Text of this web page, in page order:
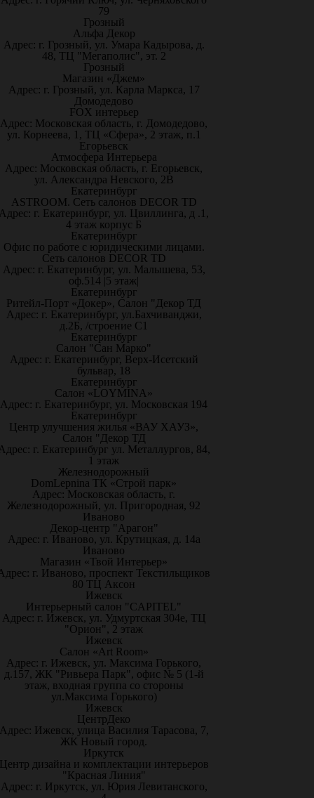
79
Грозный
Альфа Декор
Адрес: г. Грозный, ул. Умара Кадырова, д.
48, ТЦ "Мегаполис", эт. 2
Грозный
Магазин «Джем»
Адрес: г. Грозный, ул. Карла Маркса, 17
Домодедово
FOX интерьер
Адрес: Московская область, г. Домодедово,
ул. Корнеева, 1, ТЦ «Сфера», 2 этаж, п.1
Егорьевск
Атмосфера Интерьера
Адрес: Московская область, г. Егорьевск,
ул. Александра Невского, 2В
Екатеринбург
ASTROOM. Сеть салонов DECOR TD
г. Екатеринбург, ул. Цвиллинга, д .1,
4 этаж корпус Б
Екатеринбург
Офис по работе с юридическими лицами.
Сеть салонов DECOR TD
Адрес: г. Екатеринбург, ул. Малышева, 53,
оф.514 |5 этаж|
Екатеринбург
Ритейл-Порт «Докер», Салон "Декор ТД
Адрес: г. Екатеринбург, ул.Бахчиванджи,
д.2Б, /строение С1
Екатеринбург
Салон "Сан Марко"
Адрес: г. Екатеринбург, Верх-Исетский
бульвар, 18
Екатеринбург
Салон «LOYMINA»
Адрес: г. Екатеринбург, ул. Московская 194
Екатеринбург
Центр улучшения жилья «ВАУ ХАУЗ»,
Салон "Декор ТД
г. Екатеринбург ул. Металлургов, 84,
1 этаж
Железнодорожный
DomLepnina ТК «Строй парк»
Адрес: Московская область, г.
Железнодорожный, ул. Пригородная, 92
Иваново
Декор-центр "Арагон"
Адрес: г. Иваново, ул. Крутицкая, д. 14а
Иваново
Магазин «Твой Интерьер»
г. Иваново, проспект Текстильщиков
80 ТЦ Аксон
Ижевск
Интерьерный салон "CAPITEL"
Адрес: г. Ижевск, ул. Удмуртская 304е, ТЦ
"Орион", 2 этаж
Ижевск
Салон «Art Room»
Адрес: г. Ижевск, ул. Максима Горького,
д.157, ЖК "Ривьера Парк", офис № 5 (1-й
этаж, входная группа со стороны
ул.Максима Горького)
Ижевск
ЦентрДеко
Ижевск, улица Василия Тарасова, 7,
ЖК Новый город.
Иркутск
дизайна и комплектации интерьеров
"Красная Линия"
Адрес: г. Иркутск, ул. Юрия Левитанского,